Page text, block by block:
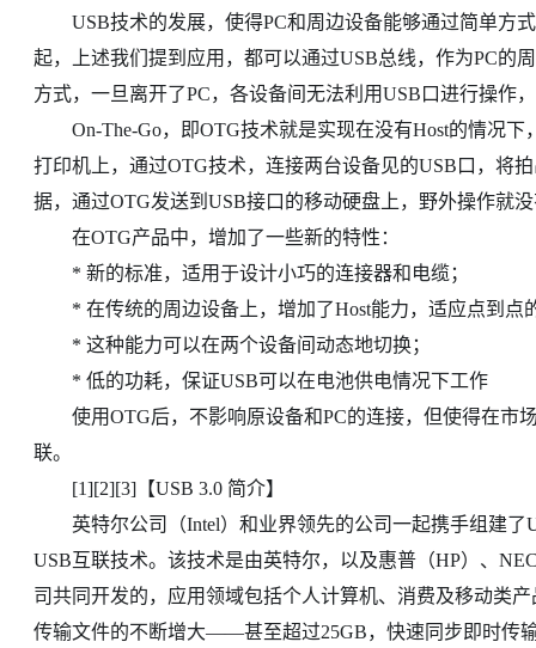
USB技术的发展，使得PC和周边设备能够通过简单方
起，上述我们提到应用，都可以通过USB总线，作为PC的
方式，一旦离开了PC，各设备间无法利用USB口进行操作
On-The-Go，即OTG技术就是实现在没有Host的情况下
打印机上，通过OTG技术，连接两台设备见的USB口，将
据，通过OTG发送到USB接口的移动硬盘上，野外操作就
在OTG产品中，增加了一些新的特性：
* 新的标准，适用于设计小巧的连接器和电缆；
* 在传统的周边设备上，增加了Host能力，适应点到点
* 这种能力可以在两个设备间动态地切换；
* 低的功耗，保证USB可以在电池供电情况下工作
使用OTG后，不影响原设备和PC的连接，但使得在市
联。
[1][2][3]【USB 3.0 简介】
英特尔公司（Intel）和业界领先的公司一起携手组建了
USB互联技术。该技术是由英特尔，以及惠普（HP）、
司共同开发的，应用领域包括个人计算机、消费及移动类
传输文件的不断增大——甚至超过25GB，快速同步即时传